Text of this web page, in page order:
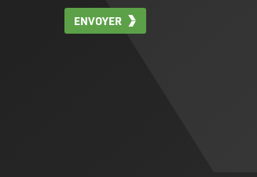
ENVOYER